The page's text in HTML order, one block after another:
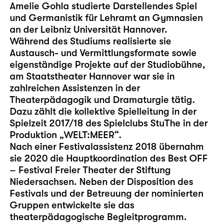
Amelie Gohla studierte Darstellendes Spiel
und Germanistik für Lehramt an Gymnasien
an der Leibniz Universität Hannover.
Während des Studiums realisierte sie
Austausch- und Vermittlungsformate sowie
eigenständige Projekte auf der Studiobühne,
am Staatstheater Hannover war sie in
zahlreichen Assistenzen in der
Theaterpädagogik und Dramaturgie tätig.
Dazu zählt die kollektive Spielleitung in der
Spielzeit 2017/18 des Spielclubs StuThe in der
Produktion „WELT:MEER“.
Nach einer Festivalassistenz 2018 übernahm
sie 2020 die Hauptkoordination des Best OFF
– Festival Freier Theater der Stiftung
Niedersachsen. Neben der Disposition des
Festivals und der Betreuung der nominierten
Gruppen entwickelte sie das
theaterpädagogische Begleitprogramm.